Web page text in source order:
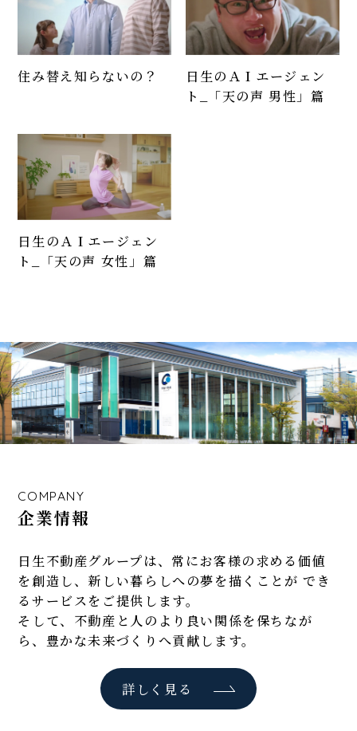
住み替え知らないの？
日生のＡＩエージェン
ト_「天の声 男性」篇
日生のＡＩエージェン
ト_「天の声 女性」篇
COMPANY
企業情報
日生不動産グループは、常にお客様の求める価値
を創造し、 新しい暮らしへの夢を描くことが でき
るサービスをご提供します。
そして、不動産と人のより良い関係を保ちなが
ら、豊かな未来づくりへ貢献します。
詳しく見る